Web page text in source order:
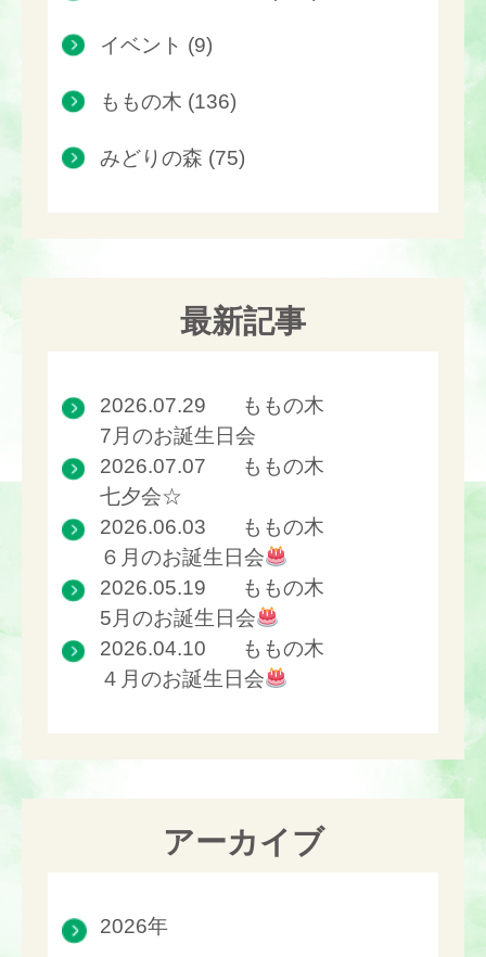
イベント (9)
ももの木 (136)
みどりの森 (75)
最新記事
2026.07.29
ももの木
7月のお誕生日会
2026.07.07
ももの木
七夕会☆
2026.06.03
ももの木
６月のお誕生日会
2026.05.19
ももの木
5月のお誕生日会
2026.04.10
ももの木
４月のお誕生日会
アーカイブ
2026年